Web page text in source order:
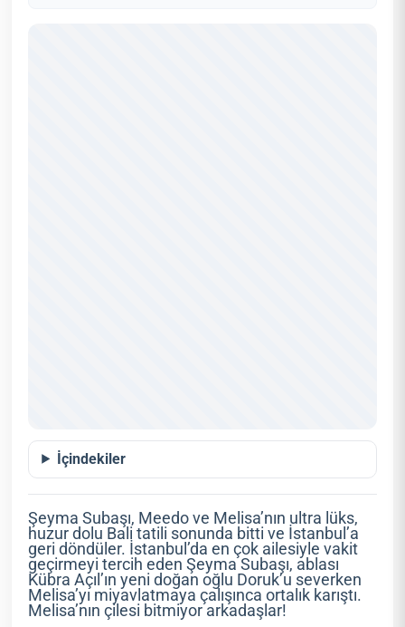
İçindekiler
Şeyma Subaşı, Meedo ve Melisa’nın ultra lüks,
huzur dolu Bali tatili sonunda bitti ve İstanbul’a
geri döndüler. İstanbul’da en çok ailesiyle vakit
geçirmeyi tercih eden Şeyma Subaşı, ablası
Kübra Açıl’ın yeni doğan oğlu Doruk’u severken
Melisa’yı miyavlatmaya çalışınca ortalık karıştı.
Melisa’nın çilesi bitmiyor arkadaşlar!